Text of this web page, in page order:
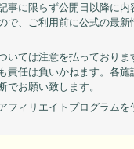
事に限らず公開日以降に
で、ご利用前に公式の最新
いては注意を払っており
責任は負いかねます。各施
でお願い致します。
フィリエイトプログラムを